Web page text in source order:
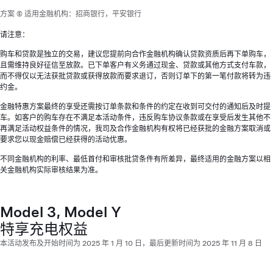
方案 ⑤ 适用金融机构：招商银行，平安银行
请注意：
购车和贷款是独立的交易，建议您提前向合作金融机构确认贷款资质后再下单购车，
且需维持良好征信至放款。已下单客户有义务通过现金、贷款或其他方式支付车款，
而不得仅以无法获批贷款或获得放款而要求退订，否则订单下的第一笔付款将转为违
约金。
金融特惠方案最终的享受还需按订单条款和条件的约定在收到可交付的通知后及时提
车。如客户的购车存在不满足本活动条件，违反购车协议条款或在享受后发生其他不
再满足活动权益条件的情况，我司及合作金融机构有权将已经获批的金融方案取消或
要求您以现金赔偿已经获得的活动优惠。
不同金融机构的利率、最低首付和审核批贷条件有所差异，最终适用的金融方案以相
关金融机构实际审核结果为准。
Model 3, Model Y
特享充电权益
本活动发布及开始时间为 2025 年 1 月 10 日，最后更新时间为 2025 年 11 月 8 日